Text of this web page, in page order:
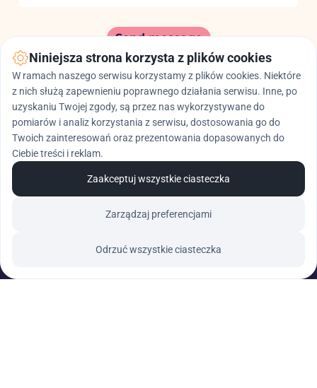
Send message
Niniejsza strona korzysta z plików cookies
W ramach naszego serwisu korzystamy z plików cookies. Niektóre
z nich służą zapewnieniu poprawnego działania serwisu. Inne, po
uzyskaniu Twojej zgody, są przez nas wykorzystywane do
pomiarów i analiz korzystania z serwisu, dostosowania go do
Twoich zainteresowań oraz prezentowania dopasowanych do
Ciebie treści i reklam.
Odrzuć wszystkie ciasteczka
Zarządzaj preferencjami
Zaakceptuj wszystkie ciasteczka